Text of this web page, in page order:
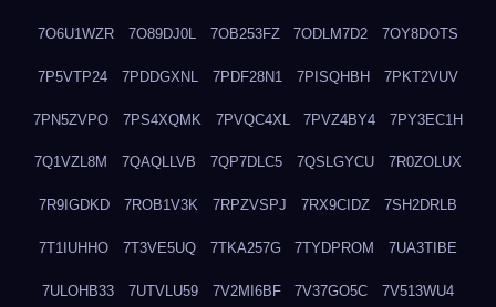
7O6U1WZR 7O89DJ0L 7OB253FZ 7ODLM7D2 7OY8DOTS
7P5VTP24 7PDDGXNL 7PDF28N1 7PISQHBH 7PKT2VUV
7PN5ZVPO 7PS4XQMK 7PVQC4XL 7PVZ4BY4 7PY3EC1H
7Q1VZL8M 7QAQLLVB 7QP7DLC5 7QSLGYCU 7R0ZOLUX
7R9IGDKD 7ROB1V3K 7RPZVSPJ 7RX9CIDZ 7SH2DRLB
7T1IUHHO 7T3VE5UQ 7TKA257G 7TYDPROM 7UA3TIBE
7ULOHB33 7UTVLU59 7V2MI6BF 7V37GO5C 7V513WU4